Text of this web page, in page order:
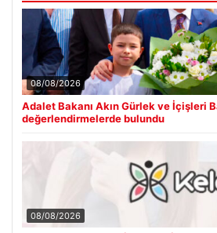
08/08/2026
Adalet Bakanı Akın Gürlek ve İçişleri
değerlendirmelerde bulundu
08/08/2026